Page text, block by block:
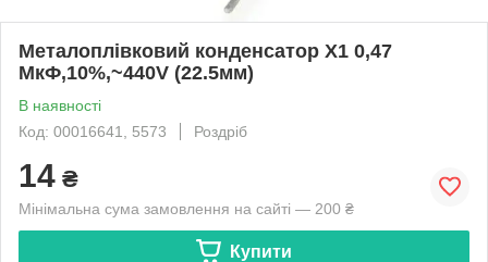
Металоплівковий конденсатор X1 0,47
МкФ,10%,~440V (22.5мм)
В наявності
Код: 00016641, 5573
Роздріб
14 ₴
Мінімальна сума замовлення на сайті — 200 ₴
Купити